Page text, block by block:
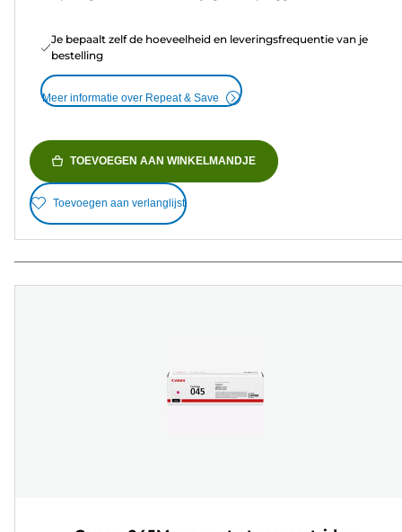
Je bepaalt zelf de hoeveelheid en leveringsfrequentie van je
bestelling
Meer informatie over Repeat & Save
TOEVOEGEN AAN WINKELMANDJE
Toevoegen aan verlanglijst